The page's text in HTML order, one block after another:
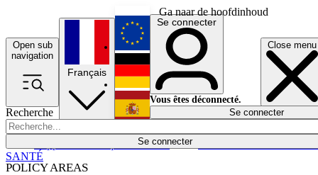
Ga naar de hoofdinhoud
Open sub
navigation
Close menu
Recherche
Se connecter
POLICY AREAS
Économie
Français
English
Deutsch
Español
Se connecter
Vous êtes déconnecté.
Se connecter
SANTÉ